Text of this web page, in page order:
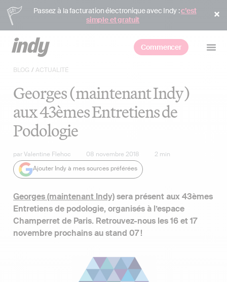
Passez à la facturation électronique avec Indy :c’est
simple et gratuit
Commencer
BLOG / ACTUALITÉ
Georges (maintenant Indy)
aux 43èmes Entretiens de
Podologie
parValentine Flehoc 08 novembre 2018 2 min
Ajouter Indy à mes sources préférées
Georges (maintenant Indy)sera présent aux 43èmes
Entretiens de podologie, organisés à l’espace
Champerret de Paris. Retrouvez-nous les 16 et 17
novembre prochains au stand 07 !